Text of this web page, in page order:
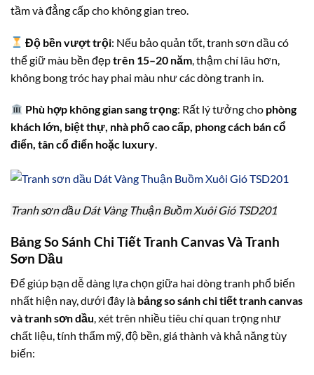
tầm và đẳng cấp cho không gian treo.
Độ bền vượt trội: Nếu bảo quản tốt, tranh sơn dầu có
thể giữ màu bền đẹptrên 15–20 năm , thậm chí lâu hơn,
không bong tróc hay phai màu như các dòng tranh in.
Phù hợp không gian sang trọng: Rất lý tưởng cho phòng
khách lớn, biệt thự, nhà phố cao cấp, phong cách bán cổ
điển, tân cổ điển hoặc luxury.
Tranh sơn dầu Dát Vàng Thuận Buồm Xuôi Gió TSD201
Bảng So Sánh Chi Tiết Tranh Canvas Và Tranh
Sơn Dầu
Để giúp bạn dễ dàng lựa chọn giữa hai dòng tranh phổ biến
nhất hiện nay, dưới đây là bảng so sánh chi tiết tranh canvas
và tranh sơn dầu, xét trên nhiều tiêu chí quan trọng như
chất liệu, tính thẩm mỹ, độ bền, giá thành và khả năng tùy
biến: